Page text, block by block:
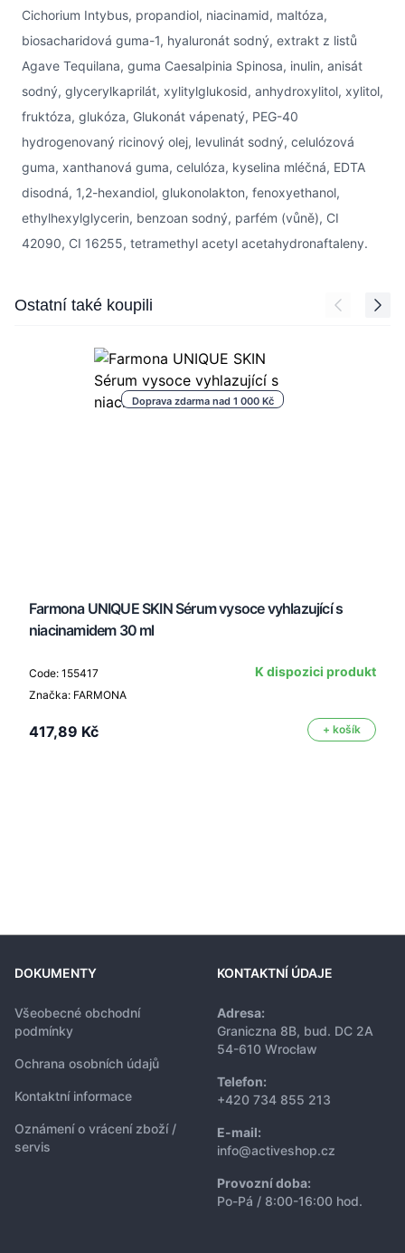
Cichorium Intybus, propandiol, niacinamid, maltóza,
biosacharidová guma-1, hyaluronát sodný, extrakt z listů
Agave Tequilana, guma Caesalpinia Spinosa, inulin, anisát
sodný, glycerylkaprilát, xylitylglukosid, anhydroxylitol, xylitol,
fruktóza, glukóza, Glukonát vápenatý, PEG-40
hydrogenovaný ricinový olej, levulinát sodný, celulózová
guma, xanthanová guma, celulóza, kyselina mléčná, EDTA
disodná, 1,2-hexandiol, glukonolakton, fenoxyethanol,
ethylhexylglycerin, benzoan sodný, parfém (vůně), CI
42090, CI 16255, tetramethyl acetyl acetahydronaftaleny.
Press to skip carousel
Ostatní také koupili
Doprava zdarma nad 1 000 Kč
Farmona UNIQUE SKIN Sérum vysoce vyhlazující s
niacinamidem 30 ml
Code: 155417
Značka: FARMONA
K dispozici produkt
417,89 Kč + košík
DOKUMENTY
Všeobecné obchodní
podmínky
Ochrana osobních údajů
Kontaktní informace
Oznámení o vrácení zboží /
servis
KONTAKTNÍ ÚDAJE
Adresa:
Graniczna 8B, bud. DC 2A
54-610 Wrocław
Telefon:
+420 734 855 213
E-mail:
info@activeshop.cz
Provozní doba:
Po-Pá / 8:00-16:00 hod.